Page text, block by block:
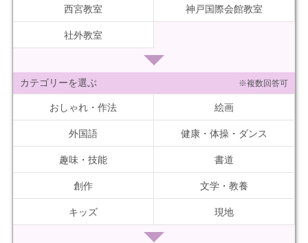
西宮教室 神戸国際会館教室
社外教室
カテゴリーを選ぶ ※複数回答可
おしゃれ・作法 絵画
外国語 健康・体操・ダンス
趣味・技能 書道
創作 文学・教養
キッズ 現地